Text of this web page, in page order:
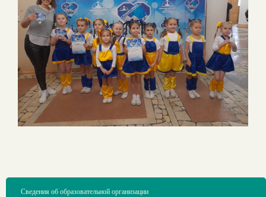
Сведения об образовательной организации